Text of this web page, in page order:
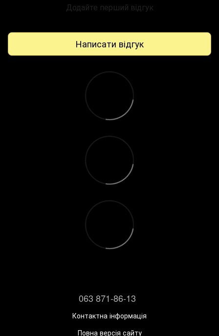
Додайте перший відгук
Написати відгук
063 871-86-13
Контактна інформація
Повна версія сайту